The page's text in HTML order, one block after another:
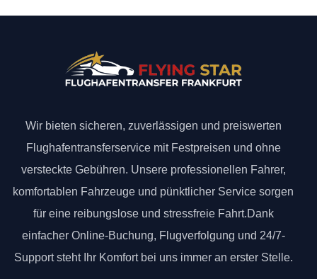
Wir bieten sicheren, zuverlässigen und preiswerten
Flughafentransferservice mit Festpreisen und ohne
versteckte Gebühren. Unsere professionellen Fahrer,
komfortablen Fahrzeuge und pünktlicher Service sorgen
für eine reibungslose und stressfreie Fahrt.Dank
einfacher Online-Buchung, Flugverfolgung und 24/7-
Support steht Ihr Komfort bei uns immer an erster Stelle.